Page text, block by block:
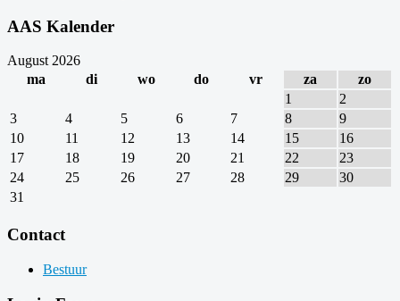
AAS Kalender
August 2026
ma
di wo do vr za
zo
1
2
3
4 5 6 7 8
9
10
11 12 13 14 15
16
17
18 19 20 21 22
23
24
25 26 27 28 29
30
31
Contact
Bestuur